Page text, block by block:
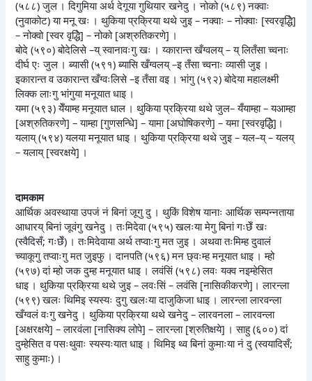
(५८८) जुल । दिगुमिया अर्थ देगूया गुथियार खनेदु । नोको (५८९) नक्वाः
(नुवाकोट) या मनू खः । थुकिया प्रक्रिया थथे जुइ – नक्वाः – नोक्वाः [स्वरवृद्धिे]
– नोक्वो [स्वर वृद्धिे] – नोको [अश्रुतिकरणे] ।
बोदे (५९०) बोदेलिसे –य् स्वानावःगु खः । य्कारान्त खँग्वलय् – य् लितँसा च्वनाः
दीर्घ एः जुल । ब्यासी (५९१) ब्यासि खँग्वलय् –इ तँसा च्वनाः व्यासी जुइ ।
इकारान्त व उकारान्त खँग्वःलिसे –इ तँसा वइ । भांगु (५९२) बोदेया महालक्ष्मी
लिक्क लाःगु भांगुया मनूयात धाइ ।
यमा (५९३) येँयाम्ह मनूयात धाल । थुकिया प्रक्रिया थथे जुल– यँयाम्हा – यआम्हा
[अश्रुतिकरणे] – याम्हा [गुणसन्धिे] – यामा [अघोषिकरणे] – यमा [स्वरवृद्धिे]।
यलाय् (५९४) यलया मनूयात धाइ । थुकिया प्रक्रिया थथे जुइ – यल–य् – यलय्
– यलाय् [स्वरक्षये] ।
दामकाम
आर्थिक अवस्थाया उपजं नं बिनां जूगु दु । थुकिं विशेष यानाः आर्थिक सम्पन्नताया
आधारय् बिनां जूवंगु खनेदु । तःमिदेवा (५९५) खलःया मेगु बिनां गःछेँ खः
(स्वैदिसँ; गःछेँ) । तःमिदेवाया अर्थ तप्वाःगु मत जुइ । अथवा तःमिम्ह दुवालं
च्याकूगु तप्वाःगु मत जुइफु । दानपति (५९६) मन छ्वःम्ह मनूयात धाइ । म्हो
(५९७) दां म्हो जक दुम्ह मनूयात धाइ । लवंसिं (५९८) लवः यक्व नइम्हेसित
धाइ । थुकिया प्रक्रिया थथे जुइ – लवःसिं – लवंसि [नासिकीकरणे]। लारन्ला
(५९९) खलः थिमिइ स्यस्यः दुगु खलःया दाजुकिजा धाइ । लारन्ला लारवन्ला
खँग्वलं वःगु खनेदु । थुकिया प्रक्रिया थथे खनेदु – लारवनला – लारवन्ला
[अक्षरक्षये] – लारवंला [नासिक्य लोपे] – लारन्ला [श्रुतिक्षये] । साहु (६००) दां
दुम्हेसित व पसःथुवाः स्यस्यःयात धाइ । थिमिइ थ्व बिनां कुमाःया नं दु (स्वयादिसँ;
साहु कुमाः) ।